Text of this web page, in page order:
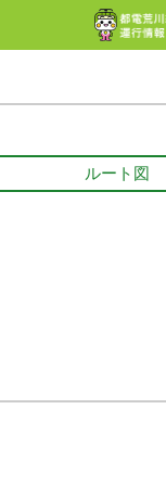
ルート図